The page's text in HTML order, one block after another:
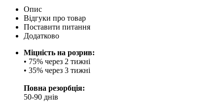
Опис
Відгуки про товар
Поставити питання
Додатково
Міцність на розрив:
• 75% через 2 тижні
• 35% через 3 тижні
Повна резорбція:
50-90 днів